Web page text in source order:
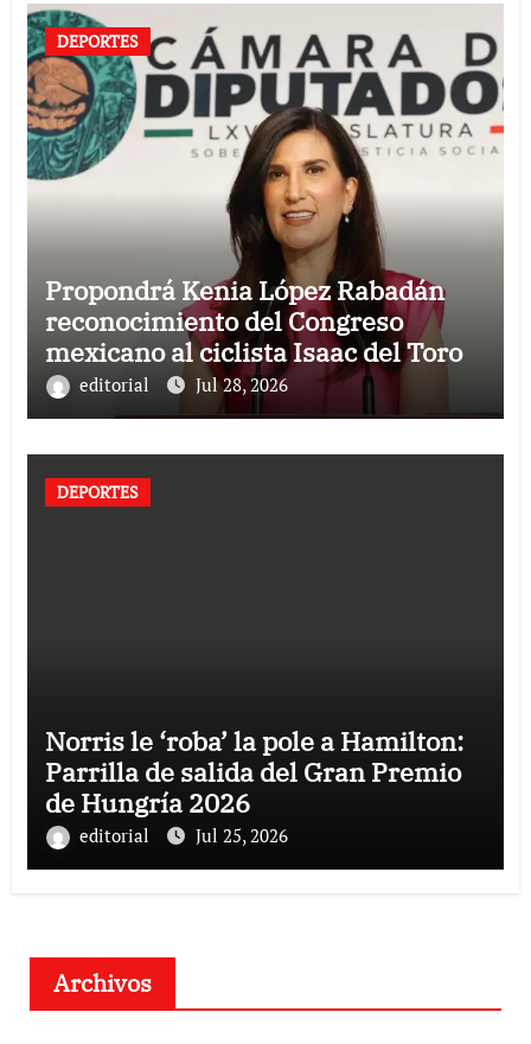
DEPORTES
Propondrá Kenia López Rabadán
reconocimiento del Congreso
mexicano al ciclista Isaac del Toro
editorial Jul 28, 2026
DEPORTES
Norris le ‘roba’ la pole a Hamilton:
Parrilla de salida del Gran Premio
de Hungría 2026
editorial Jul 25, 2026
Archivos